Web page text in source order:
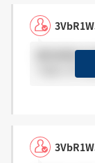
適性検査
て記入す